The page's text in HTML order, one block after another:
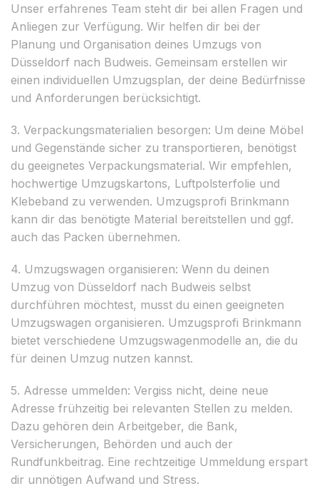
Unser erfahrenes Team steht dir bei allen Fragen und
Anliegen zur Verfügung. Wir helfen dir bei der
Planung und Organisation deines Umzugs von
Düsseldorf nach Budweis. Gemeinsam erstellen wir
einen individuellen Umzugsplan, der deine Bedürfnisse
und Anforderungen berücksichtigt.
3. Verpackungsmaterialien besorgen: Um deine Möbel
und Gegenstände sicher zu transportieren, benötigst
du geeignetes Verpackungsmaterial. Wir empfehlen,
hochwertige Umzugskartons, Luftpolsterfolie und
Klebeband zu verwenden. Umzugsprofi Brinkmann
kann dir das benötigte Material bereitstellen und ggf.
auch das Packen übernehmen.
4. Umzugswagen organisieren: Wenn du deinen
Umzug von Düsseldorf nach Budweis selbst
durchführen möchtest, musst du einen geeigneten
Umzugswagen organisieren. Umzugsprofi Brinkmann
bietet verschiedene Umzugswagenmodelle an, die du
für deinen Umzug nutzen kannst.
5. Adresse ummelden: Vergiss nicht, deine neue
Adresse frühzeitig bei relevanten Stellen zu melden.
Dazu gehören dein Arbeitgeber, die Bank,
Versicherungen, Behörden und auch der
Rundfunkbeitrag. Eine rechtzeitige Ummeldung erspart
dir unnötigen Aufwand und Stress.